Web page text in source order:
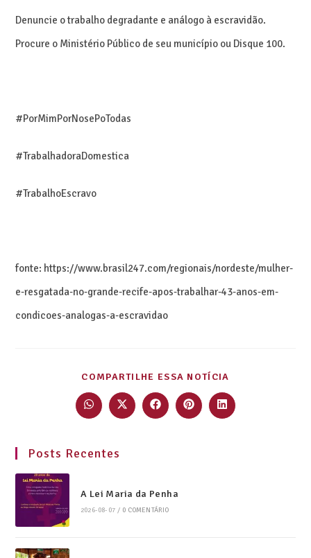
Denuncie o trabalho degradante e análogo à escravidão.
Procure o Ministério Público de seu município ou Disque 100.
#PorMimPorNosePoTodas
#TrabalhadoraDomestica
#TrabalhoEscravo
fonte: https://www.brasil247.com/regionais/nordeste/mulher-
e-resgatada-no-grande-recife-apos-trabalhar-43-anos-em-
condicoes-analogas-a-escravidao
COMPARTILHE ESSA NOTÍCIA
Posts Recentes
A Lei Maria da Penha
2026-08-07 / 0 COMENTÁRIO